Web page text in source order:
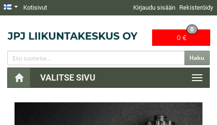
Kotisivut Kirjaudu sisään Rekisteröidy
0 €
0
Haku
VALITSE SIVU